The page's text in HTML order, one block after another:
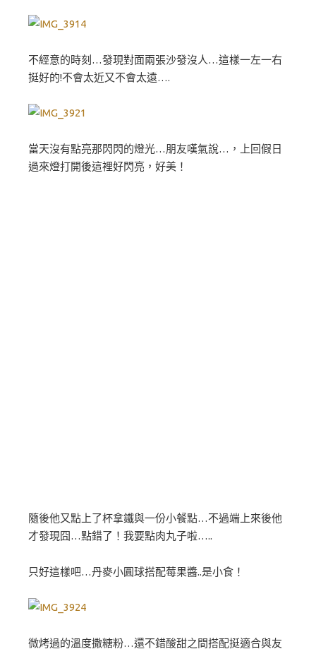
不經意的時刻…發現對面兩張沙發沒人…這樣一左一右
挺好的!不會太近又不會太遠….
當天沒有點亮那閃閃的燈光…朋友嘆氣說…，上回假日
過來燈打開後這裡好閃亮，好美！
隨後他又點上了杯拿鐵與一份小餐點…不過端上來後他
才發現囧…點錯了！我要點肉丸子啦…..
只好這樣吧…丹麥小圓球搭配莓果醬..是小食！
微烤過的溫度撒糖粉…還不錯酸甜之間搭配挺適合與友